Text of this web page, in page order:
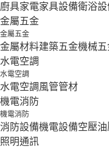
廚具家電家具設備衛浴設
金屬五金
金屬五金
金屬材料建築五金機械五
水電空調
水電空調
水電空調風管管材
機電消防
機電消防
消防設備機電設備空壓油
照明通訊